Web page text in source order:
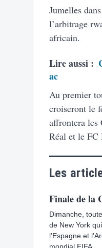
Jumelles
l’arbitrage
africain.
Lire aussi :
ac
Au premier
croiseront le
affrontera les
Réal et le FC
Les
Finale de la
Dimanche,
de New York
l’Espagne et